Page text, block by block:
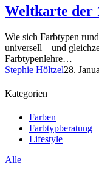
Weltkarte der
Wie sich Farbtypen
universell – und
Farbtypenlehre…
Stephie Höltzel28.
Kategorien
Farben
Farbtypberatung
Lifestyle
Alle